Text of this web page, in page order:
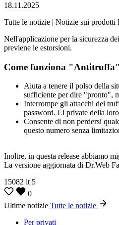
18.11.2025
Tutte le notizie | Notizie sui prodotti
Nell'applicazione per la sicurezza
previene le estorsioni.
Come funziona
Aiuta a tenere il polso della
sufficiente per dire "pronto",
Interrompe gli attacchi dei
password. Li private della
Consente di non perdersi
questo numero senza
Inoltre, in questa release abbiamo
La versione aggiornata di Dr.Web
15082 it 5
0
Ultime notizie Tutte le notizie
Per privati